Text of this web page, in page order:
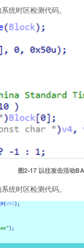
统时区检测代码。
图2‑17 以往攻击活动
统时区检测代码。